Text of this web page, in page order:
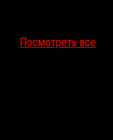
Посмотреть все